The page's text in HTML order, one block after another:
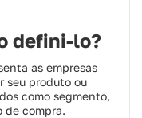
defini-lo?
as empresas
seu produto ou
como segmento,
de compra.